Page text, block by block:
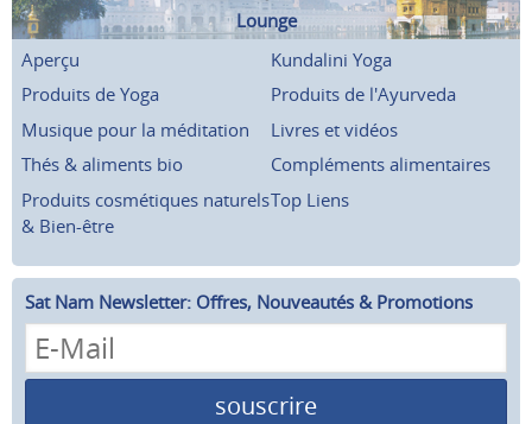
Lounge
Aperçu
Kundalini Yoga
Produits de Yoga
Produits de l'Ayurveda
Musique pour la méditation
Livres et vidéos
Thés & aliments bio
Compléments alimentaires
Produits cosmétiques naturels
& Bien-être
Top Liens
Sat Nam Newsletter: Offres, Nouveautés & Promotions
souscrire